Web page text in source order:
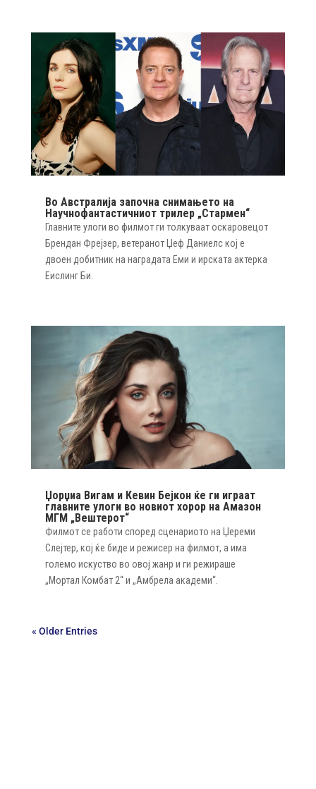
Во Австралија започна снимањето на
Научнофантастичниот трилер „Стармен“
Главните улоги во филмот ги толкуваат оскаровецот
Брендан Фрејзер, ветеранот Џеф Даниелс кој е
двоен добитник на наградата Еми и ирската актерка
Еислинг Би.
Џорџиа Вигам и Кевин Бејкон ќе ги играат
главните улоги во новиот хорор на Амазон
МГМ „Вештерот“
Филмот се работи според сценариото на Џереми
Слејтер, кој ќе биде и режисер на филмот, а има
големо искуство во овој жанр и ги режираше
„Мортал Комбат 2“ и „Амбрела академи“.
« Older Entries